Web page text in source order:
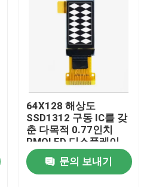
64X128 해상도
SSD1312 구동 IC를 갖
춘 다목적 0.77인치
PMOLED 디스플레이
문의 보내기